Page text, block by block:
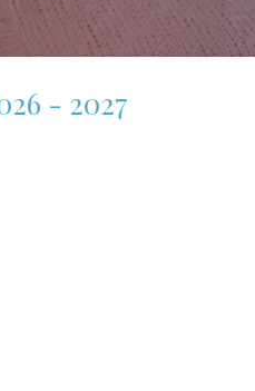
- 2027